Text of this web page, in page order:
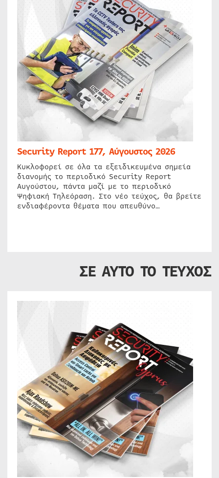
Security Report 177, Αύγουστος 2026
Κυκλοφορεί σε όλα τα εξειδικευμένα σημεία
διανομής το περιοδικό Security Report
Αυγούστου, πάντα μαζί με το περιοδικό
Ψηφιακή Τηλεόραση. Στο νέο τεύχος, θα βρείτε
ενδιαφέροντα θέματα που απευθύνο…
ΣΕ ΑΥΤΟ ΤΟ ΤΕΥΧΟΣ